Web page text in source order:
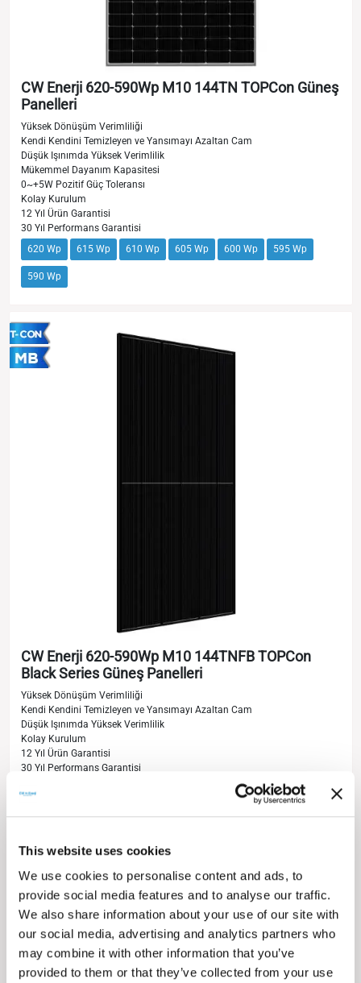
This website uses cookies
We use cookies to personalise content and ads, to
provide social media features and to analyse our traffic.
We also share information about your use of our site with
our social media, advertising and analytics partners who
may combine it with other information that you’ve
provided to them or that they’ve collected from your use
CW Enerji 620-590Wp M10 144TN TOPCon Güneş
Panelleri
Yüksek Dönüşüm Verimliliği
Kendi Kendini Temizleyen ve Yansımayı Azaltan Cam
Düşük Işınımda Yüksek Verimlilik
Mükemmel Dayanım Kapasitesi
0~+5W Pozitif Güç Toleransı
Kolay Kurulum
12 Yıl Ürün Garantisi
30 Yıl Performans Garantisi
620 Wp
615 Wp 610 Wp 605 Wp 600 Wp 595 Wp
590 Wp
CW Enerji 620-590Wp M10 144TNFB TOPCon
Black Series Güneş Panelleri
Yüksek Dönüşüm Verimliliği
Kendi Kendini Temizleyen ve Yansımayı Azaltan Cam
Düşük Işınımda Yüksek Verimlilik
Kolay Kurulum
12 Yıl Ürün Garantisi
30 Yıl Performans Garantisi
620 Wp
600 Wp 595 Wp
590 Wp